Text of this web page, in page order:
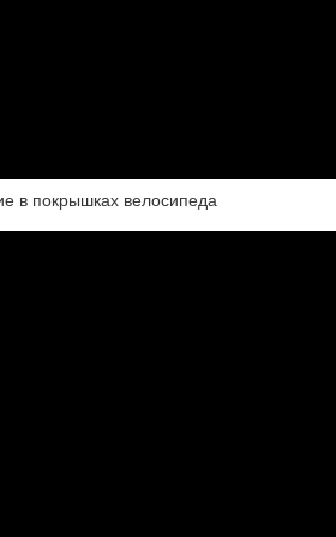
в покрышках велосипеда